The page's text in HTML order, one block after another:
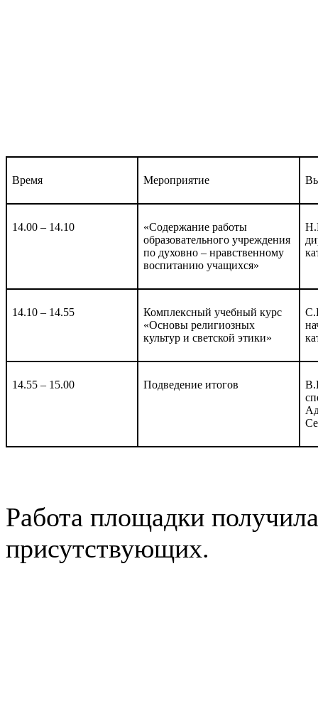
Время Мероприятие
14.00 – 14.10
«Содержание работы
образовательного учреждения
по духовно – нравственному
воспитанию учащихся»
14.10 – 14.55
Комплексный учебный курс
«Основы религиозных
культур и светской этики»
14.55 – 15.00 Подведение итогов
Работа площадки
присутствующих.